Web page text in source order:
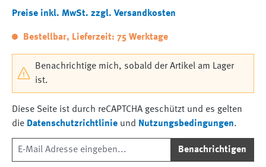
Preise inkl. MwSt. zzgl. Versandkosten
Bestellbar, Lieferzeit: 75 Werktage
Benachrichtige mich, sobald der Artikel am Lager
ist.
Diese Seite ist durch reCAPTCHA geschützt und es gelten
die Datenschutzrichtlinie und Nutzungsbedingungen.
Benachrichtigen